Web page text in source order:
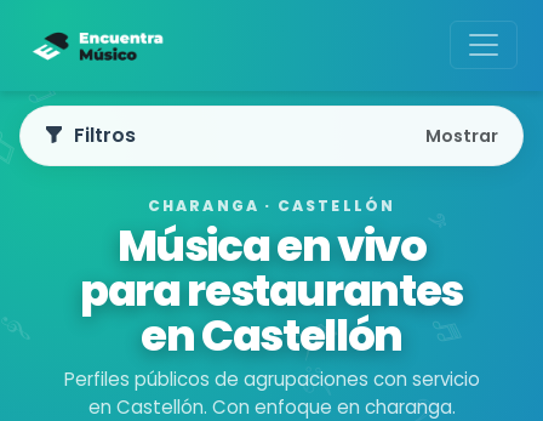
CHARANGA · CASTELLÓN
Música en vivo
para restaurantes
en Castellón
Perfiles públicos de agrupaciones con servicio
en Castellón. Con enfoque en charanga.
Filtros Mostrar